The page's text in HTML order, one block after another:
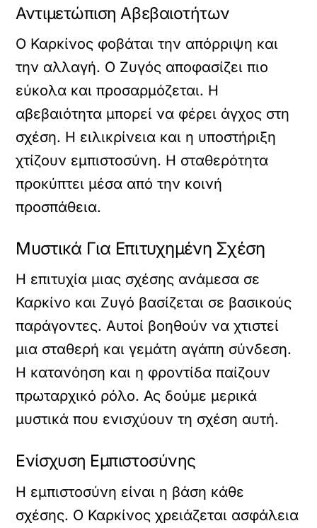
Αντιμετώπιση Αβεβαιοτήτων
Ο Καρκίνος φοβάται την απόρριψη και
την αλλαγή. Ο Ζυγός αποφασίζει πιο
εύκολα και προσαρμόζεται. Η
αβεβαιότητα μπορεί να φέρει άγχος στη
σχέση. Η ειλικρίνεια και η υποστήριξη
χτίζουν εμπιστοσύνη. Η σταθερότητα
προκύπτει μέσα από την κοινή
προσπάθεια.
Μυστικά Για Επιτυχημένη Σχέση
Η επιτυχία μιας σχέσης ανάμεσα σε
Καρκίνο και Ζυγό βασίζεται σε βασικούς
παράγοντες. Αυτοί βοηθούν να χτιστεί
μια σταθερή και γεμάτη αγάπη σύνδεση.
Η κατανόηση και η φροντίδα παίζουν
πρωταρχικό ρόλο. Ας δούμε μερικά
μυστικά που ενισχύουν τη σχέση αυτή.
Ενίσχυση Εμπιστοσύνης
Η εμπιστοσύνη είναι η βάση κάθε
σχέσης. Ο Καρκίνος χρειάζεται ασφάλεια